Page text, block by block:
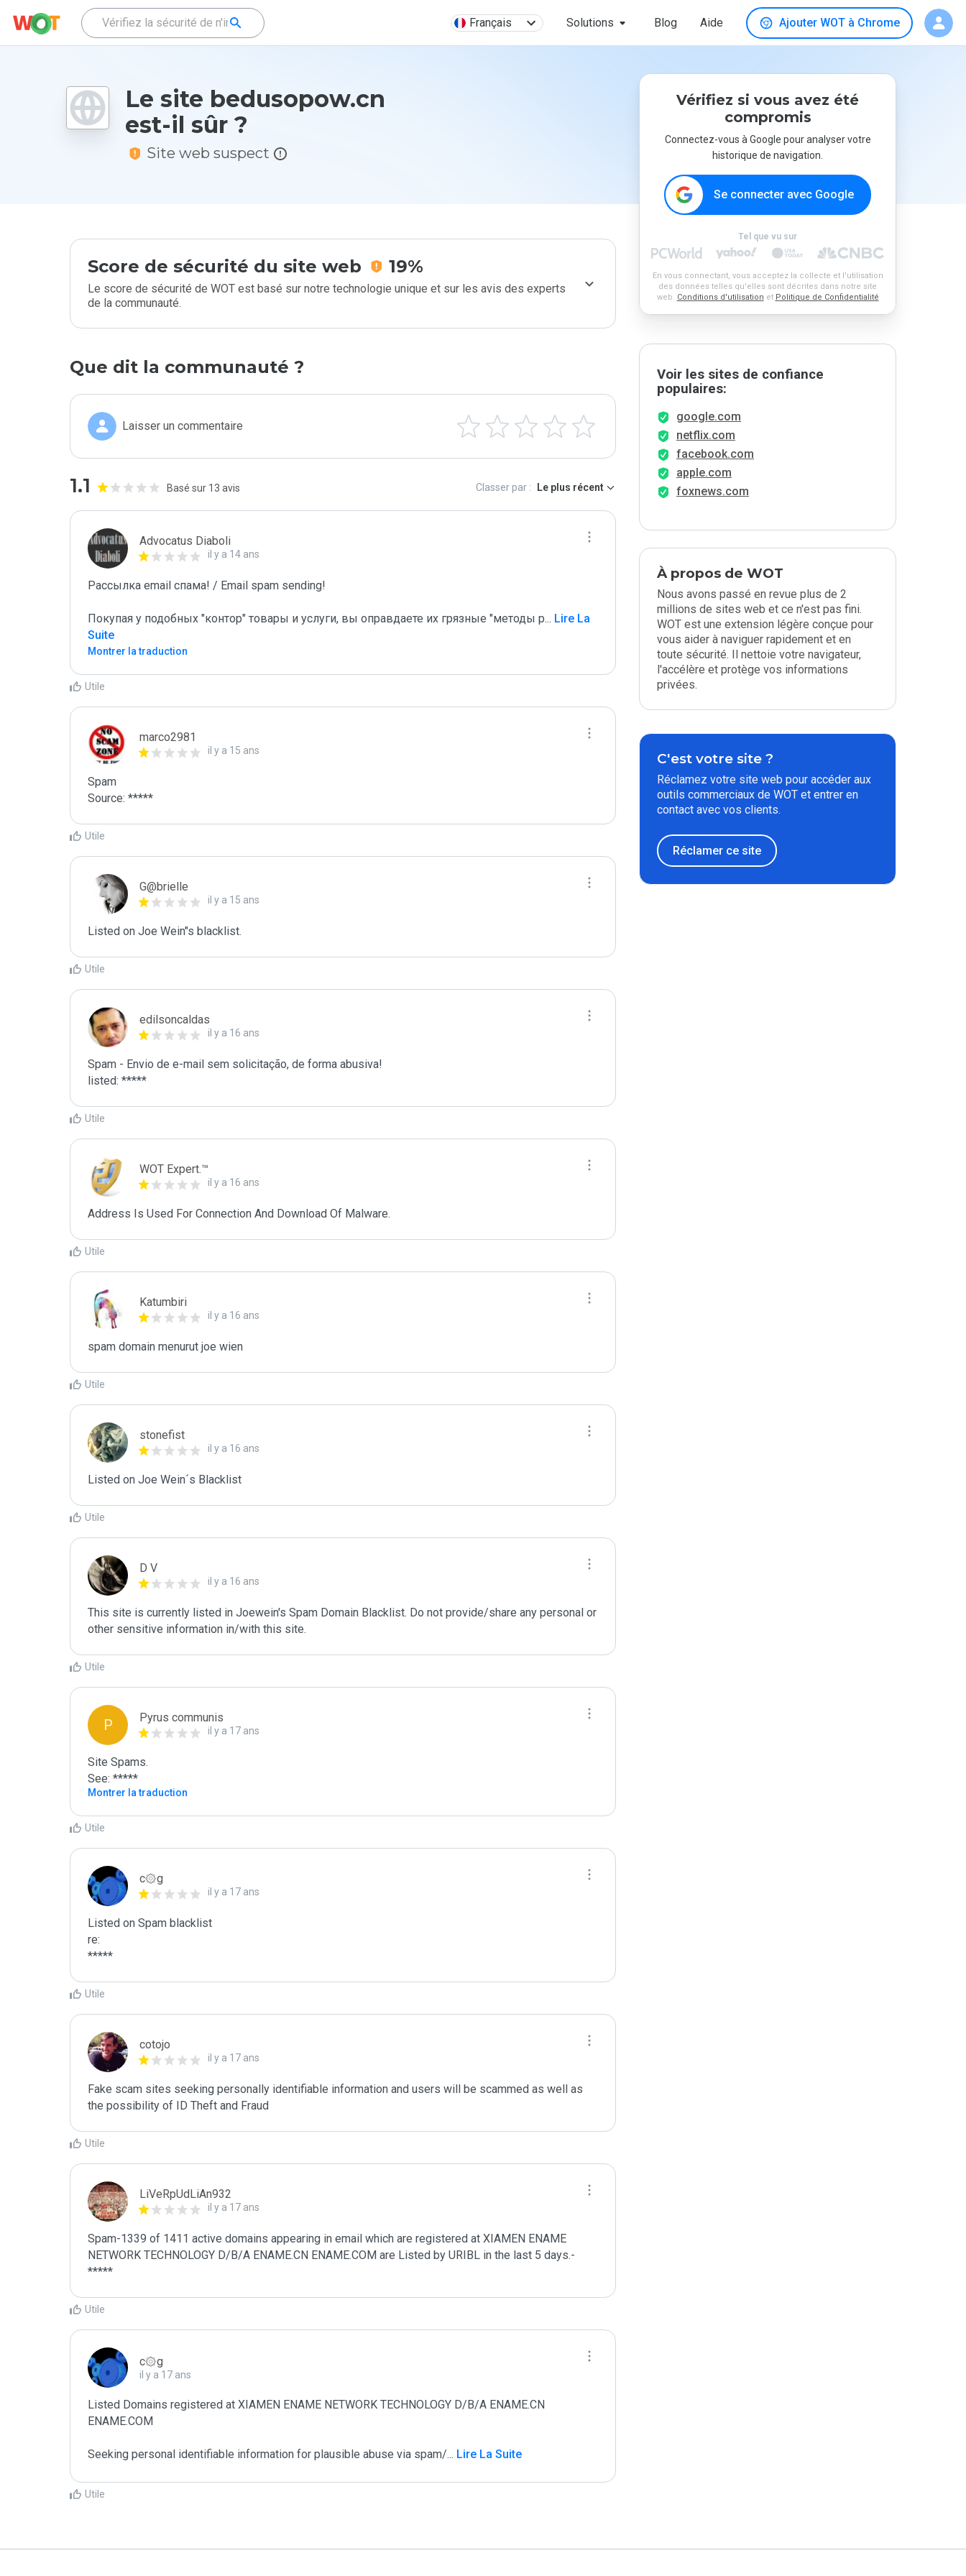
Français Solutions Blog Aide Ajouter WOT à Chrome
Le site bedusopow.cn
est-il sûr ?
Site web suspect
Score de sécurité du site web 19%
Le score de sécurité de WOT est basé sur notre technologie unique et sur les avis des experts
de la communauté.
Que dit la communauté ?
Laisser un commentaire
1.1 Basé sur 13 avis Classer par : Le plus récent
Advocatus Diaboli
il y a 14 ans
Рассылка email спама! / Email spam sending!
Покупая у подобных "контор" товары и услуги, вы оправдаете их грязные "методы р... Lire La
Suite
Montrer la traduction
Utile
marco2981
il y a 15 ans
Spam
Source: *****
Utile
G@brielle
il y a 15 ans
Listed on Joe Wein"s blacklist.
Utile
edilsoncaldas
il y a 16 ans
Spam - Envio de e-mail sem solicitação, de forma abusiva!
listed: *****
Utile
WOT Expert.™
il y a 16 ans
Address Is Used For Connection And Download Of Malware.
Utile
Katumbiri
il y a 16 ans
spam domain menurut joe wien
Utile
stonefist
il y a 16 ans
Listed on Joe Wein´s Blacklist
Utile
D V
il y a 16 ans
This site is currently listed in Joewein's Spam Domain Blacklist. Do not provide/share any personal or
other sensitive information in/with this site.
Utile
P Pyrus communis
il y a 17 ans
Site Spams.
See: *****
Montrer la traduction
Utile
c۞g
il y a 17 ans
Listed on Spam blacklist
re:
*****
Utile
cotojo
il y a 17 ans
Fake scam sites seeking personally identifiable information and users will be scammed as well as
the possibility of ID Theft and Fraud
Utile
LiVeRpUdLiAn932
il y a 17 ans
Spam-1339 of 1411 active domains appearing in email which are registered at XIAMEN ENAME
NETWORK TECHNOLOGY D/B/A ENAME.CN ENAME.COM are Listed by URIBL in the last 5 days.-
*****
Utile
c۞g
il y a 17 ans
Listed Domains registered at XIAMEN ENAME NETWORK TECHNOLOGY D/B/A ENAME.CN
ENAME.COM
Seeking personal identifiable information for plausible abuse via spam/... Lire La Suite
Utile
Vérifiez si vous avez été
compromis
Connectez-vous à Google pour analyser votre
historique de navigation.
Se connecter avec Google
Tel que vu sur
En vous connectant, vous acceptez la collecte et l'utilisation
des données telles qu'elles sont décrites dans notre site
web. Conditions d'utilisation et Politique de Confidentialité
Voir les sites de confiance
populaires:
google.com
netflix.com
facebook.com
apple.com
foxnews.com
À propos de WOT
Nous avons passé en revue plus de 2
millions de sites web et ce n'est pas fini.
WOT est une extension légère conçue pour
vous aider à naviguer rapidement et en
toute sécurité. Il nettoie votre navigateur,
l'accélère et protège vos informations
privées.
C'est votre site ?
Réclamez votre site web pour accéder aux
outils commerciaux de WOT et entrer en
contact avec vos clients.
Réclamer ce site